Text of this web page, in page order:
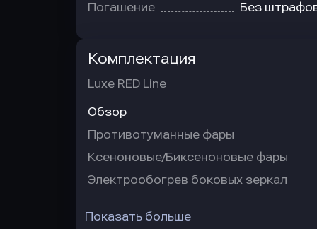
Погашение Без
Комплектация
Luxe RED Line
Обзор
Противотуманные фары
Ксеноновые/Биксеноновые фары
Электрообогрев боковых зеркал
Показать больше